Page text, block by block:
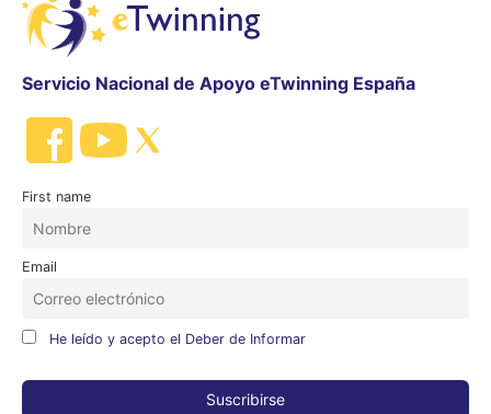
Servicio Nacional de Apoyo eTwinning España
First name
Email
He leído y acepto el Deber de Informar